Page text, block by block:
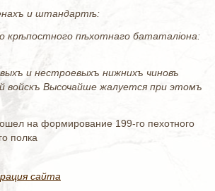
и штандартѣ:
крѣпостного пѣхотнаго бататалiона:
и нестроевыхъ нижнихъ чиновъ
войскъ Высочайше жалуется при этомъ
на формирование 199-го пехотного
полка
сайта